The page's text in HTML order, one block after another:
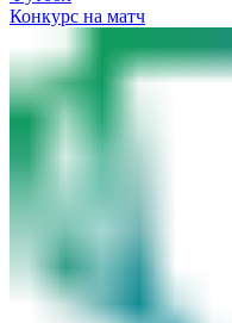
Конкурс на матч